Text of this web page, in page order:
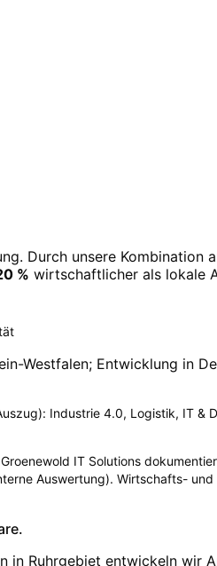
. Durch unsere Kombination
% wirtschaftlicher als lokale
Westfalen; Entwicklung in
Industrie 4.0, Logistik, IT &
IT Solutions
Auswertung). Wirtschafts-
in Ruhrgebiet entwickeln wir